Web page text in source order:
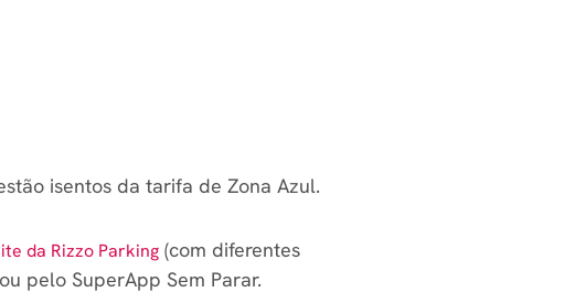
isentos da tarifa de Zona Azul.
da Rizzo Parking (com diferentes
pelo SuperApp Sem Parar.